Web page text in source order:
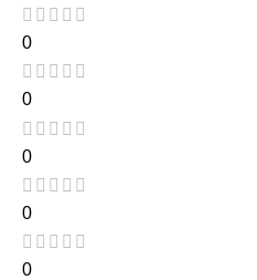
0
0
0
0
0